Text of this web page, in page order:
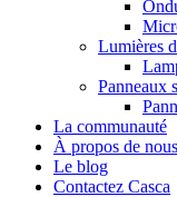
Lumières
Panneaux
La communauté
À propos de nous
Le blog
Contactez Casca